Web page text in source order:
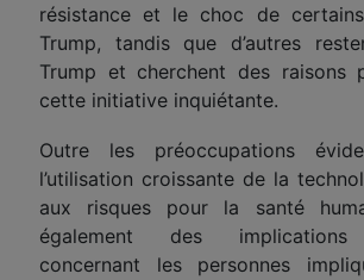
résistance et le choc de
Trump, tandis que d’autres
Trump et cherchent des raisons
cette initiative inquiétante.
Outre les préoccupations
l’utilisation croissante de la
aux risques pour la santé
également des implications
concernant les personnes